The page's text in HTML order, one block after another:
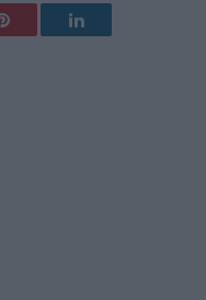
Pinterest LinkedIn